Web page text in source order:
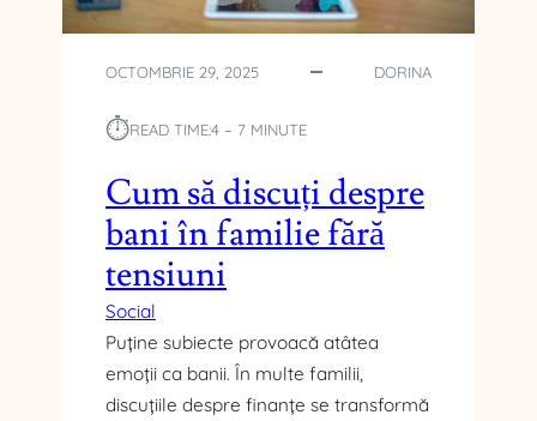
T
U
O
U
R
I
L
Z
O
OCTOMBRIE 29, 2025 DORINA
⏱︎READ TIME:4 – 7 MINUTE
Cum să discuți despre
bani în familie fără
tensiuni
Social
Puține subiecte provoacă atâtea
emoții ca banii. În multe familii,
discuțiile despre finanțe se transformă